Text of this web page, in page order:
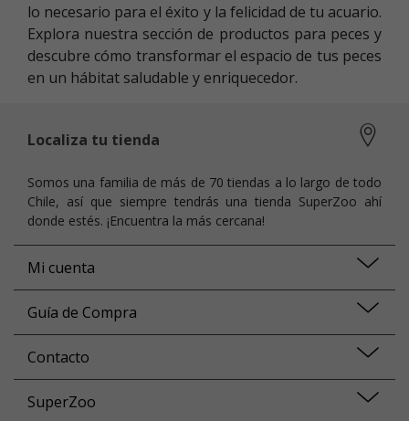
lo necesario para el éxito y la felicidad de tu acuario.
Explora nuestra sección de productos para peces y
descubre cómo transformar el espacio de tus peces
en un hábitat saludable y enriquecedor.
Localiza tu tienda
Somos una familia de más de 70 tiendas a lo largo de todo
Chile, así que siempre tendrás una tienda SuperZoo ahí
donde estés. ¡Encuentra la más cercana!
Mi cuenta
Guía de Compra
Contacto
SuperZoo